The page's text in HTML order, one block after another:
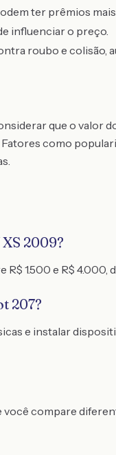
ter prêmios
influenciar o preço.
roubo e colisão,
que o valor
como
2009?
1.500 e R$
207?
e instalar
compare